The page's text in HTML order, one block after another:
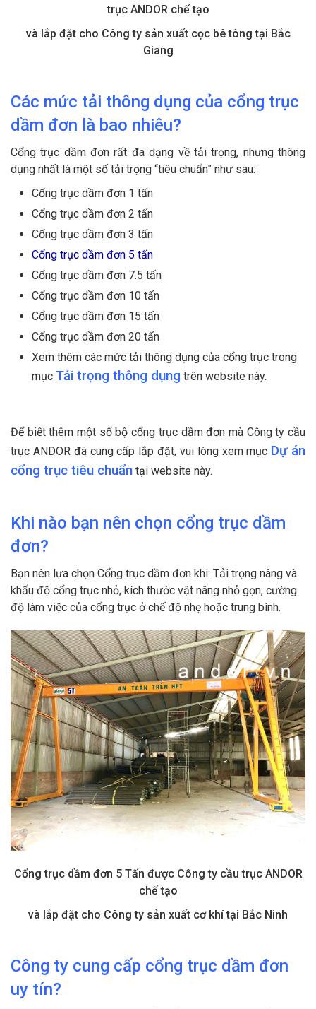
trục ANDOR chế tạo
và lắp đặt cho Công ty sản xuất cọc bê tông tại Bắc
Giang
Các mức tải thông dụng của cổng trục
dầm đơn là bao nhiêu?
Cổng trục dầm đơn rất đa dạng về tải trọng, nhưng thông
dụng nhất là một số tải trọng “tiêu chuẩn” như sau:
Cổng trục dầm đơn 1 tấn
Cổng trục dầm đơn 2 tấn
Cổng trục dầm đơn 3 tấn
Cổng trục dầm đơn 5 tấn
Cổng trục dầm đơn 7.5 tấn
Cổng trục dầm đơn 10 tấn
Cổng trục dầm đơn 15 tấn
Cổng trục dầm đơn 20 tấn
Xem thêm các mức tải thông dụng của cổng trục trong
mục Tải trọng thông dụng trên website này.
Để biết thêm một số bộ cổng trục dầm đơn mà Công ty cầu
trục ANDOR đã cung cấp lắp đặt, vui lòng xem mục Dự án
cổng trục tiêu chuẩn tại website này.
Khi nào bạn nên chọn cổng trục dầm
đơn?
Bạn nên lựa chọn Cổng trục dầm đơn khi: Tải trọng nâng và
khẩu độ cổng trục nhỏ, kích thước vật nâng nhỏ gọn, cường
độ làm việc của cổng trục ở chế độ nhẹ hoặc trung bình.
Cổng trục dầm đơn 5 Tấn được Công ty cầu trục ANDOR
chế tạo
và lắp đặt cho Công ty sản xuất cơ khí tại Bắc Ninh
Công ty cung cấp cổng trục dầm đơn
uy tín?